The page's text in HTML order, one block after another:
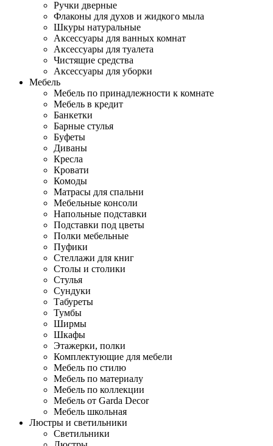
Ручки дверные
Флаконы для духов и жидкого мыла
Шкуры натуральные
Аксессуары для ванных комнат
Аксессуары для туалета
Чистящие средства
Аксессуары для уборки
Мебель
Мебель по принадлежности к комнате
Мебель в кредит
Банкетки
Барные стулья
Буфеты
Диваны
Кресла
Кровати
Комоды
Матрасы для спальни
Мебельные консоли
Напольные подставки
Подставки под цветы
Полки мебельные
Пуфики
Стеллажи для книг
Столы и столики
Стулья
Сундуки
Табуреты
Тумбы
Ширмы
Шкафы
Этажерки, полки
Комплектующие для мебели
Мебель по стилю
Мебель по материалу
Мебель по коллекции
Мебель от Garda Decor
Мебель школьная
Люстры и светильники
Светильники